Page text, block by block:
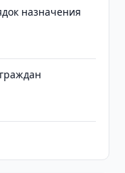
назначения